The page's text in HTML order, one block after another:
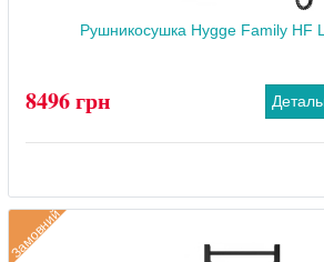
Рушникосушка Hygge Family HF
8496 грн
Замовний